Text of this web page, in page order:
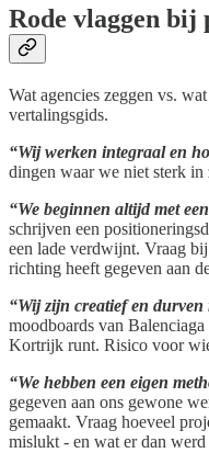
Rode vlaggen bij
Wat agencies zeggen vs.
vertalingsgids.
“Wij werken integraal en
dingen waar we niet sterk in
“We beginnen altijd met
schrijven een
een lade verdwijnt. Vraag
richting heeft gegeven aan
“Wij zijn creatief en durven
moodboards van
Kortrijk runt. Risico voor
“We hebben een eigen
gegeven aan ons gewone
gemaakt. Vraag hoeveel
mislukt - en wat er dan werd